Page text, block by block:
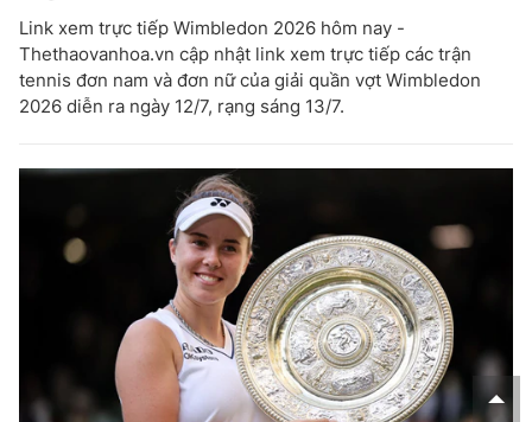
Link xem trực tiếp Wimbledon 2026 hôm nay -
Thethaovanhoa.vn cập nhật link xem trực tiếp các trận
tennis đơn nam và đơn nữ của giải quần vợt Wimbledon
2026 diễn ra ngày 12/7, rạng sáng 13/7.